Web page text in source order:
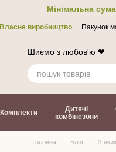
Мінімальна
Власне виробництво Пакунок
Шиємо з любов'ю ❤
Комплекти
Дитячі
комбінезони
Головна Блог З